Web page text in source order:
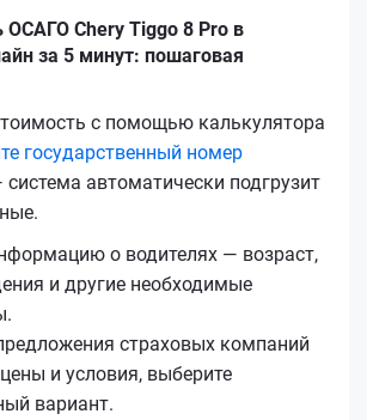
Chery Tiggo 8 Pro в
за 5 минут: пошаговая
с помощью калькулятора
государственный номер
система автоматически подгрузит
о водителях — возраст,
и другие необходимые
страховых компаний
и условия, выберите
вариант.